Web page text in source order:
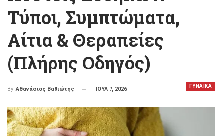
Τύποι, Συμπτώματα,
Αίτια & Θεραπείες
(Πλήρης Οδηγός)
ΓΥΝΑΙΚΑ
By Αθανάσιος Βαθιώτης ΙΟΥΛ 7, 2026